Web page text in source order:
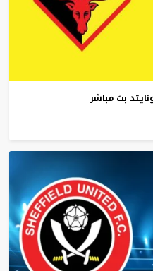
بث مباشر